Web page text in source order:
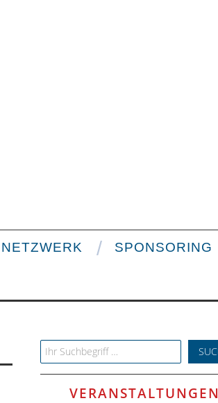
NETZWERK SPONSORING
Search for:
VERANSTALTUNGEN